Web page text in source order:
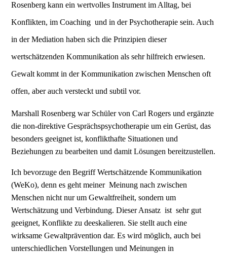
Rosenberg kann ein wertvolles Instrument im Alltag, bei
Konflikten, im Coaching und in der Psychotherapie sein. Auch
in der Mediation haben sich die Prinzipien dieser
wertschätzenden Kommunikation als sehr hilfreich erwiesen.
Gewalt kommt in der Kommunikation zwischen Menschen oft
offen, aber auch versteckt und subtil vor.
Marshall Rosenbergwar Schüler von Carl Rogers und ergänzte
die non-direktive Gesprächspsychotherapie um ein Gerüst, das
besonders geeignet ist, konflikthafte Situationen und
Beziehungen zu bearbeiten und damit Lösungen bereitzustellen.
Ich bevorzuge den Begriff Wertschätzende Kommunikation
(WeKo), denn es geht meiner Meinung nach zwischen
Menschen nicht nur um Gewaltfreiheit, sondern um
Wertschätzung und Verbindung. Dieser Ansatz ist sehr gut
geeignet, Konflikte zu deeskalieren. Sie stellt auch eine
wirksame Gewaltpräventiondar. Es wird möglich, auch bei
unterschiedlichen Vorstellungen und Meinungen in